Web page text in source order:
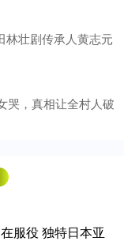
林壮剧传承人黄志元
哭，真相让全村人破
服役 独特日本亚